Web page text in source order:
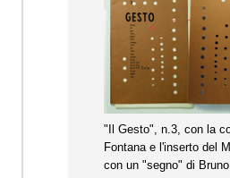
"Il Gesto", n.3, con la
Fontana e l'inserto del
con un "segno" di